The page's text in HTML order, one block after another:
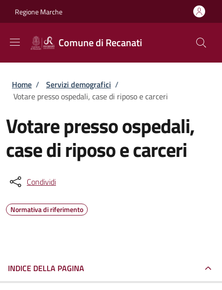
Regione Marche
Comune di Recanati
Briciole di pane
Home / Servizi demografici /
Votare presso ospedali, case di riposo e carceri
Votare presso ospedali,
case di riposo e carceri
Condividi
Normativa di riferimento
INDICE DELLA PAGINA